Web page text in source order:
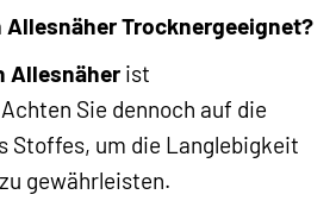
Allesnäher Trocknergeeignet?
Allesnäher ist
Sie dennoch auf die
Stoffes, um die Langlebigkeit
gewährleisten.